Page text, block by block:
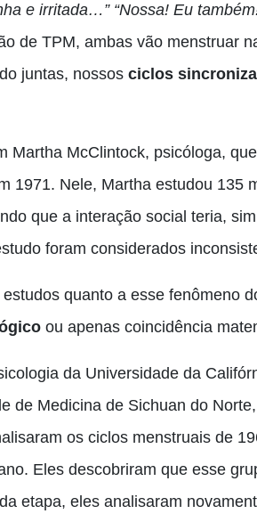
e irritada…” “Nossa! Eu
de TPM, ambas vão menstruar
juntas, nossos ciclos
Martha McClintock, psicóloga,
1971. Nele, Martha estudou 135
que a interação social teria,
foram considerados
quanto a esse fenômeno
ou apenas coincidência
da Universidade da
de Medicina de Sichuan do
os ciclos menstruais de
Eles descobriram que esse
etapa, eles analisaram